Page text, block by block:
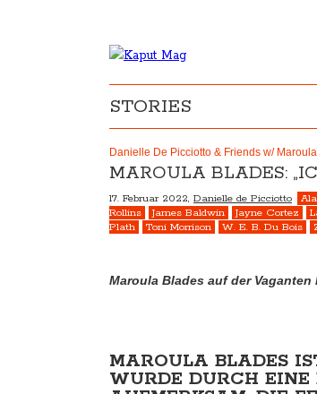
STORIES
Danielle De Picciotto & Friends w/
MAROULA BLADES:
17. Februar 2022, Danielle de Picciotto
Rollins
James Baldwin Jayne Cortez
Plath
Toni Morrison W. E. B. Du Bois
Maroula Blades auf der Vaganten
MAROULA BLADES
WURDE DURCH EINE